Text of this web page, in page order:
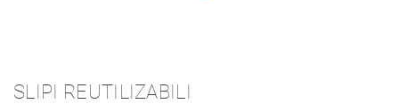
SLIPI REUTILIZABILI